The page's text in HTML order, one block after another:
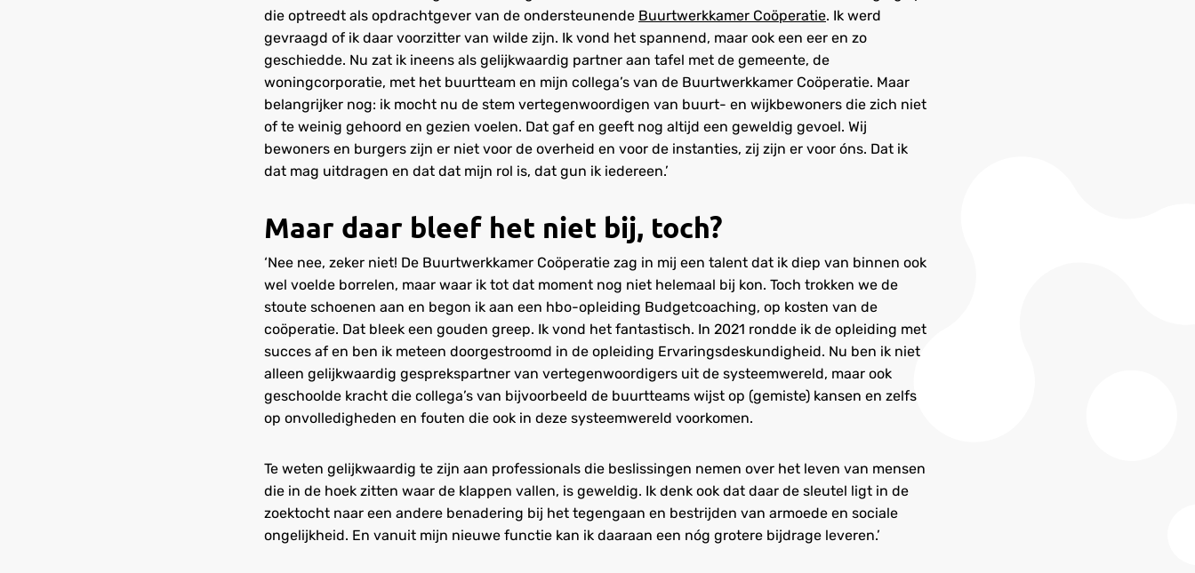
die optreedt als opdrachtgever van de ondersteunende Buurtwerkkamer Coöperatie. Ik werd
gevraagd of ik daar voorzitter van wilde zijn. Ik vond het spannend, maar ook een eer en zo
geschiedde. Nu zat ik ineens als gelijkwaardig partner aan tafel met de gemeente, de
woningcorporatie, met het buurtteam en mijn collega’s van de Buurtwerkkamer Coöperatie. Maar
belangrijker nog: ik mocht nu de stem vertegenwoordigen van buurt- en wijkbewoners die zich niet
of te weinig gehoord en gezien voelen. Dat gaf en geeft nog altijd een geweldig gevoel. Wij
bewoners en burgers zijn er niet voor de overheid en voor de instanties, zij zijn er voor óns. Dat ik
dat mag uitdragen en dat dat mijn rol is, dat gun ik iedereen.’
Maar daar bleef het niet bij, toch?
‘Nee nee, zeker niet! De Buurtwerkkamer Coöperatie zag in mij een talent dat ik diep van binnen ook
wel voelde borrelen, maar waar ik tot dat moment nog niet helemaal bij kon. Toch trokken we de
stoute schoenen aan en begon ik aan een hbo-opleiding Budgetcoaching, op kosten van de
coöperatie. Dat bleek een gouden greep. Ik vond het fantastisch. In 2021 rondde ik de opleiding met
succes af en ben ik meteen doorgestroomd in de opleiding Ervaringsdeskundigheid. Nu ben ik niet
alleen gelijkwaardig gesprekspartner van vertegenwoordigers uit de systeemwereld, maar ook
geschoolde kracht die collega’s van bijvoorbeeld de buurtteams wijst op (gemiste) kansen en zelfs
op onvolledigheden en fouten die ook in deze systeemwereld voorkomen.
Te weten gelijkwaardig te zijn aan professionals die beslissingen nemen over het leven van mensen
die in de hoek zitten waar de klappen vallen, is geweldig. Ik denk ook dat daar de sleutel ligt in de
zoektocht naar een andere benadering bij het tegengaan en bestrijden van armoede en sociale
ongelijkheid. En vanuit mijn nieuwe functie kan ik daaraan een nóg grotere bijdrage leveren.’